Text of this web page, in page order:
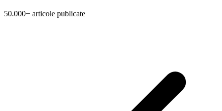
50.000+ articole publicate